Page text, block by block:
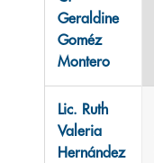
Geraldine
Goméz
Montero
Lic. Ruth
Valeria
Hernández